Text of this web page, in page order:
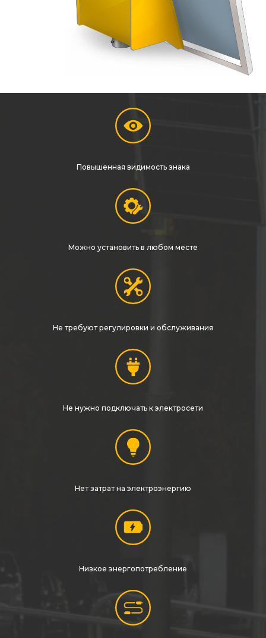
Знаки безопасности
Знаки магистральных газопроводов
Железнодорожные путевые знаки
Повышенная видимость знака
Можно установить в любом месте
Не требуют регулировки и обслуживания
Не нужно подключать к электросети
Нет затрат на электроэнергию
Низкое энергопотребление
Выбрать